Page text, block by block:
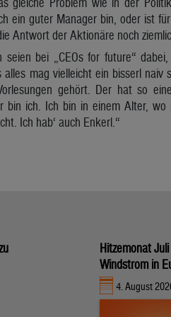
ein guter Manager bin, oder ist
Antwort der Aktionäre noch
bei „CEOs for future“
mag vielleicht ein bisserl naiv
gehört. Der hat so
bin ich. Ich bin in einem Alter,
Ich hab‘ auch Enkerl.“
Hitzemonat
Windstrom in
4. August